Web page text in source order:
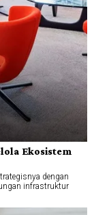
Ekosistem
dengan
infrastruktur